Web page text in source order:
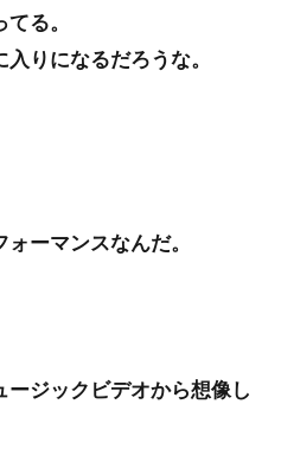
る。
りになるだろうな。
ーマンスなんだ。
ジックビデオから想像し